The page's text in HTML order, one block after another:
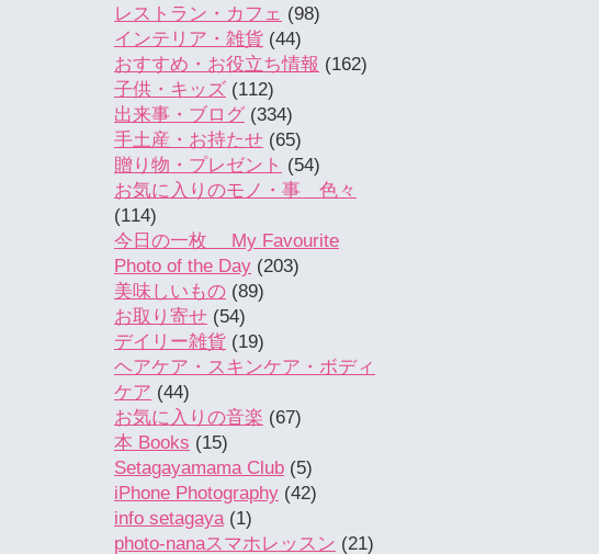
レストラン・カフェ (98)
インテリア・雑貨 (44)
おすすめ・お役立ち情報 (162)
子供・キッズ (112)
出来事・ブログ (334)
手土産・お持たせ (65)
贈り物・プレゼント (54)
お気に入りのモノ・事 色々
(114)
今日の一枚 My Favourite
Photo of the Day (203)
美味しいもの (89)
お取り寄せ (54)
デイリー雑貨 (19)
ヘアケア・スキンケア・ボディ
ケア (44)
お気に入りの音楽 (67)
本 Books (15)
Setagayamama Club (5)
iPhone Photography (42)
info setagaya(1)
photo-nanaスマホレッスン (21)